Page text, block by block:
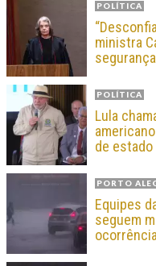
POLÍTICA
ministra
POLÍTICA
Lula
de estado
PORTO
Equipes
seguem